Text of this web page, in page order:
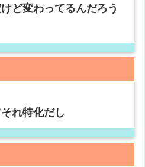
ど変わってるんだろう
れ特化だし